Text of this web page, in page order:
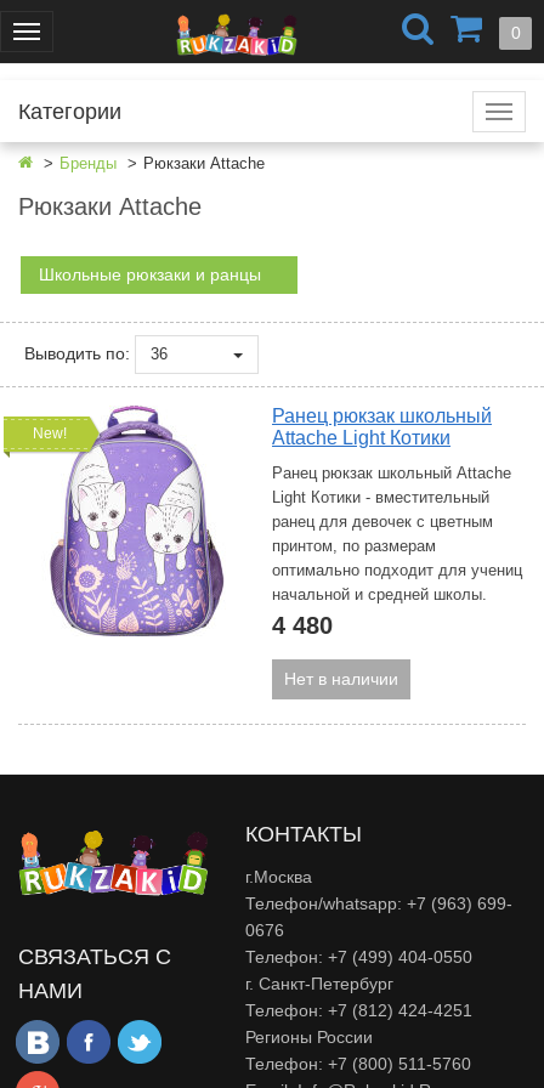
Меню 0
+7 (499) 404-0550
г. Москва
+7 (812) 424-4251
Категории
Бренды Рюкзаки Attache
Рюкзаки Attache
Школьные рюкзаки и ранцы
Выводить по: 36
New!
Ранец рюкзак школьный
Attache Light Котики
Ранец рюкзак школьный Attache
Light Котики - вместительный
ранец для девочек с цветным
принтом, по размерам
оптимально подходит для учениц
начальной и средней школы.
4 480
Нет в наличии
СВЯЗАТЬСЯ С
НАМИ
КОНТАКТЫ
г.Москва
Телефон/whatsapp: +7 (963) 699-
0676
Телефон: +7 (499) 404-0550
г. Санкт-Петербург
Телефон: +7 (812) 424-4251
Регионы России
Телефон: +7 (800) 511-5760